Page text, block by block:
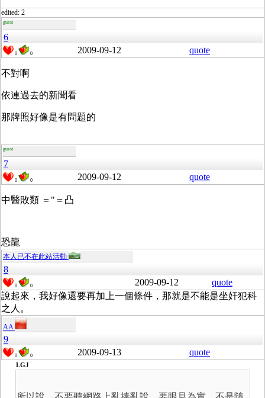
edited: 2
guest
6
0 0 2009-09-12 quote
不對啊
依連過去的新聞看
那牌照好像是有問題的
guest
7
0 0 2009-09-12 quote
中醫敗類 ＝"＝凸
恐龍
本人已不在此站活動
8
0 0 2009-09-12
quote
說起來，我好像還要再加上一個條件，那就是不能是坐奸犯科
之人。
AA
9
0 0 2009-09-13 quote
LGJ